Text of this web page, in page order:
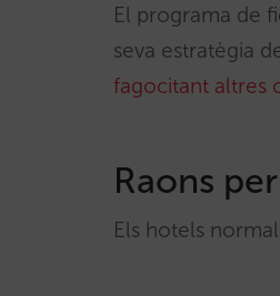
El programa de
seva estratègia
fagocitant altres
Raons
Els hotels